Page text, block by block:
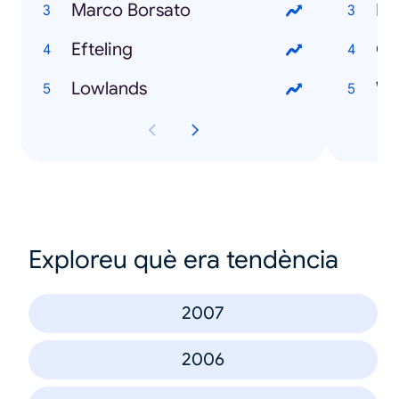
Marco Borsato
Efteling
Lowlands
Exploreu què era tendència
2007
2006